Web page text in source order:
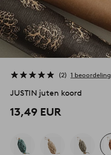
2 1 beoordeling
JUSTIN juten koord
13,49 EUR